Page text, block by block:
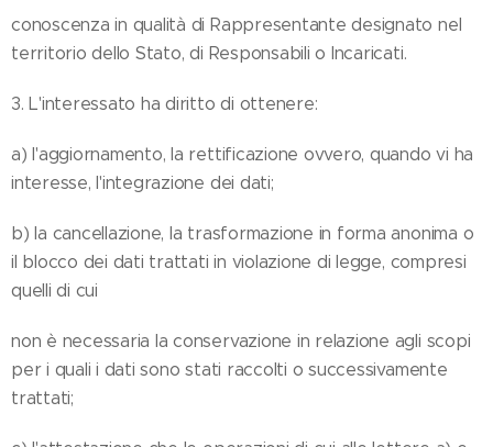
conoscenza in qualità di Rappresentante designato nel
territorio dello Stato, di Responsabili o Incaricati.
3. L'interessato ha diritto di ottenere:
a) l'aggiornamento, la rettificazione ovvero, quando vi ha
interesse, l'integrazione dei dati;
b) la cancellazione, la trasformazione in forma anonima o
il blocco dei dati trattati in violazione di legge, compresi
quelli di cui
non è necessaria la conservazione in relazione agli scopi
per i quali i dati sono stati raccolti o successivamente
trattati;